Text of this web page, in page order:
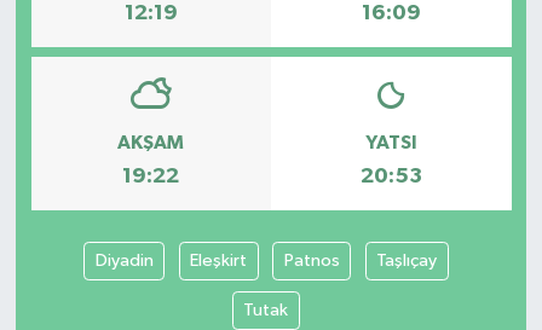
12:19 16:09
AKŞAM
19:22
YATSI
20:53
Diyadin Eleşkirt Patnos Taşlıçay
Tutak